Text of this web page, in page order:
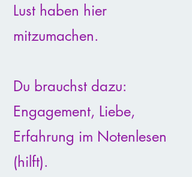
Lust haben hier
mitzumachen.
Du brauchst dazu:
Engagement, Liebe,
Erfahrung im Notenlesen
(hilft).